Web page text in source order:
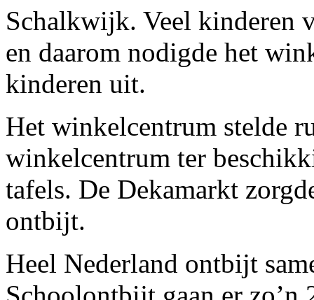
Schalkwijk. Veel kinderen
en daarom nodigde het
kinderen uit.
Het winkelcentrum stelde
winkelcentrum ter
tafels. De Dekamarkt
ontbijt.
Heel Nederland ontbijt